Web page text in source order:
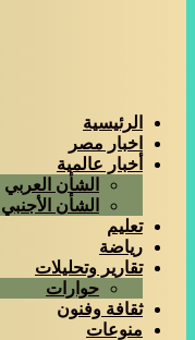
الرئيسية
اخبار مصر
أخبار عالمية
الشأن العربي
الشأن الأجنبي
تعليم
رياضة
تقارير وتحليلات
حوارات
ثقافة وفنون
منوعات